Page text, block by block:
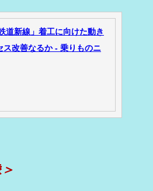
道新線」着工に向けた動き
改善なるか - 乗りものニ